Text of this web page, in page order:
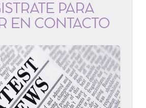
PARA
EN CONTACTO